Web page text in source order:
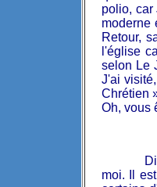
polio, car
moderne
Retour,
l'église
selon Le
J'ai
Chrétien
Oh, vous
moi. Il